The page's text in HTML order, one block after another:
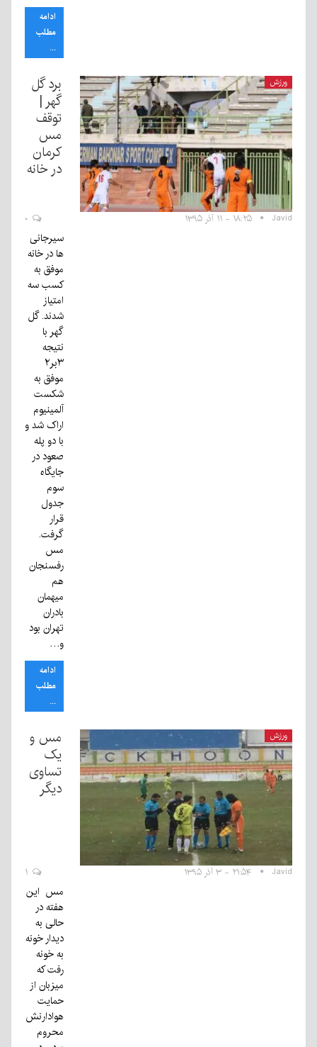
ادامه
مطلب
...
ورزش
برد گل
گهر |
توقف
مس
کرمان
در خانه
Javid ۱۸:۲۵ - ۱۱ آذر ۱۳۹۵
سیرجانی
ها در خانه
موفق به
کسب سه
امتیاز
شدند. گل
گهر با
نتیجه
۳بر۲
موفق به
شکست
آلمینیوم
اراک شد و
با دو پله
صعود در
جایگاه
سوم
جدول
قرار
گرفت.
مس
رفسنجان
هم
میهمان
بادران
تهران بود
و…
ادامه
مطلب
...
ورزش
مس و
یک
تساوی
دیگر
Javid ۲۱:۵۴ - ۳ آذر ۱۳۹۵
مس این
هفته در
حالی به
دیدار خونه
به خونه
رفت که
میزبان از
حمایت
هوادارنش
محروم